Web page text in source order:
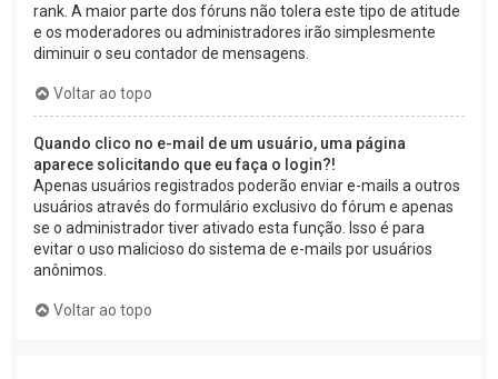
rank. A maior parte dos fóruns não tolera este tipo de atitude
e os moderadores ou administradores irão simplesmente
diminuir o seu contador de mensagens.
Voltar ao topo
Quando clico no e-mail de um usuário, uma página
aparece solicitando que eu faça o login?!
Apenas usuários registrados poderão enviar e-mails a outros
usuários através do formulário exclusivo do fórum e apenas
se o administrador tiver ativado esta função. Isso é para
evitar o uso malicioso do sistema de e-mails por usuários
anônimos.
Voltar ao topo